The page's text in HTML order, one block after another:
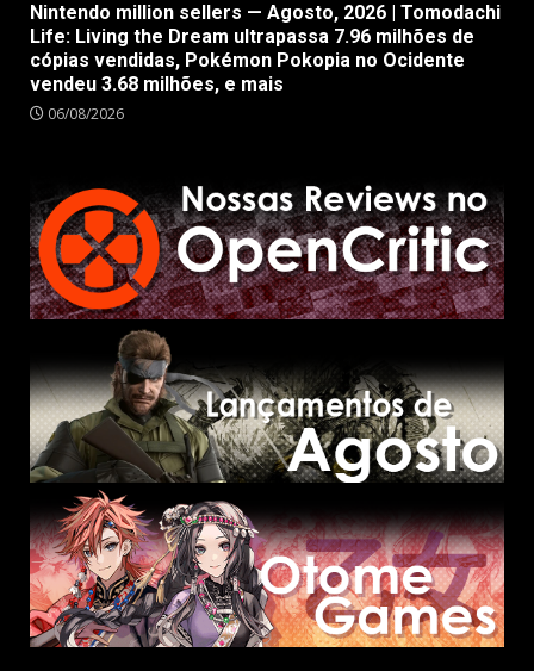
Nintendo million sellers — Agosto, 2026 | Tomodachi
Life: Living the Dream ultrapassa 7.96 milhões de
cópias vendidas, Pokémon Pokopia no Ocidente
vendeu 3.68 milhões, e mais
06/08/2026